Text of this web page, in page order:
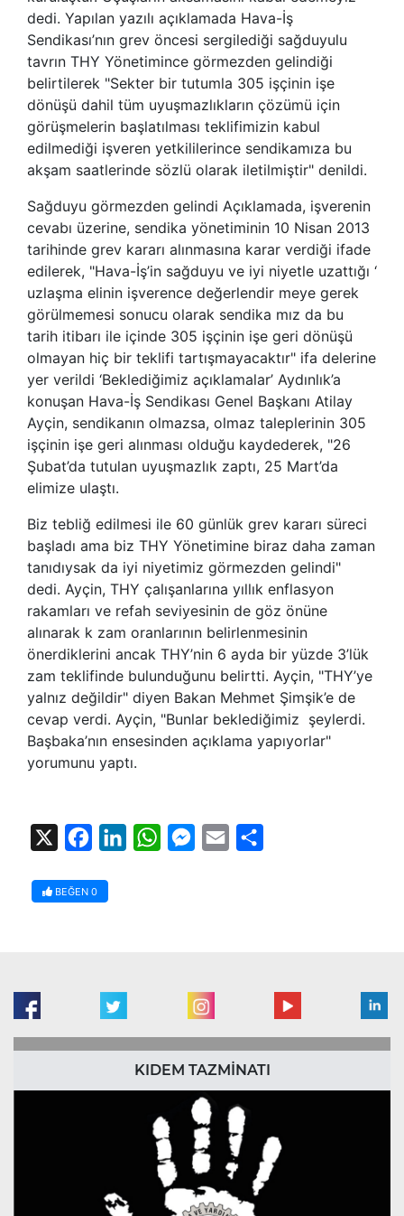
dedi. Yapılan yazılı açıklamada Hava-İş
Sendikası’nın grev öncesi sergilediği sağduyulu
tavrın THY Yönetimince görmezden gelindiği
belirtilerek "Sekter bir tutumla 305 işçinin işe
dönüşü dahil tüm uyuşmazlıkların çözümü için
görüşmelerin başlatılması teklifimizin kabul
edilmediği işveren yetkililerince sendikamıza bu
akşam saatlerinde sözlü olarak iletilmiştir" denildi.
Sağduyu görmezden gelindi Açıklamada, işverenin
cevabı üzerine, sendika yönetiminin 10 Nisan 2013
tarihinde grev kararı alınmasına karar verdiği ifade
edilerek, "Hava-İş’in sağduyu ve iyi niyetle uzattığı ‘
uzlaşma elinin işverence değerlendir meye gerek
görülmemesi sonucu olarak sendika mız da bu
tarih itibarı ile içinde 305 işçinin işe geri dönüşü
olmayan hiç bir teklifi tartışmayacaktır" ifa delerine
yer verildi ‘Beklediğimiz açıklamalar’ Aydınlık’a
konuşan Hava-İş Sendikası Genel Başkanı Atilay
Ayçin, sendikanın olmazsa, olmaz taleplerinin 305
işçinin işe geri alınması olduğu kaydederek, "26
Şubat’da tutulan uyuşmazlık zaptı, 25 Mart’da
elimize ulaştı.
Biz tebliğ edilmesi ile 60 günlük grev kararı süreci
başladı ama biz THY Yönetimine biraz daha zaman
tanıdıysak da iyi niyetimiz görmezden gelindi"
dedi. Ayçin, THY çalışanlarına yıllık enflasyon
rakamları ve refah seviyesinin de göz önüne
alınarak k zam oranlarının belirlenmesinin
önerdiklerini ancak THY’nin 6 ayda bir yüzde 3’lük
zam teklifinde bulunduğunu belirtti. Ayçin, "THY’ye
yalnız değildir" diyen Bakan Mehmet Şimşik’e de
cevap verdi. Ayçin, "Bunlar beklediğimiz şeylerdi.
Başbaka’nın ensesinden açıklama yapıyorlar"
yorumunu yaptı.
FacebookLinkedInWhatsAppMessenger
Email
BEĞEN 0
KIDEM TAZMİNATI